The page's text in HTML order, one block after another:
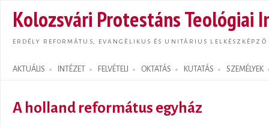
Kolozsvári Protestáns Teológiai
ERDÉLY REFORMÁTUS, EVANGÉLIKUS ÉS UNITÁRIUS LELKÉSZKÉPZŐ
AKTUÁLIS INTÉZET FELVÉTELI OKTATÁS KUTATÁS SZEMÉLYEK
Search form
A holland református egyház